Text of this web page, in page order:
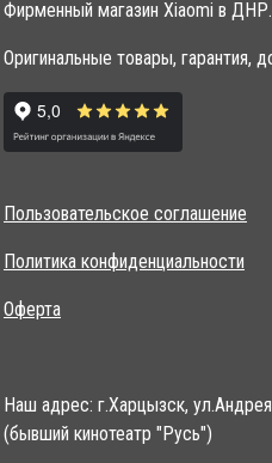
Фирменный магазин Xiaomi в ДНР.
Оригинальные товары, гарантия,
Пользовательское соглашение
Политика конфиденциальности
Оферта
Наш адрес: г.Харцызск,
(бывший кинотеатр "Русь")